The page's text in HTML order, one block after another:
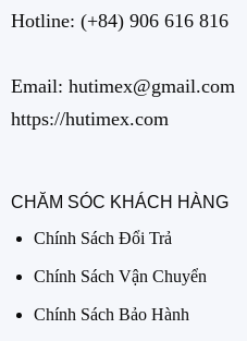
Hotline: (+84) 906 616 816
Email: hutimex@gmail.com
https://hutimex.com
CHĂM SÓC KHÁCH HÀNG
Chính Sách Đổi Trả
Chính Sách Vận Chuyển
Chính Sách Bảo Hành